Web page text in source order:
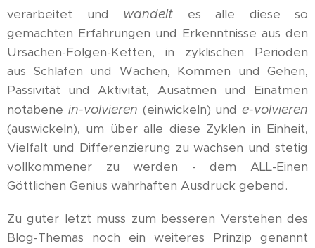
verarbeitet und wandelt es alle diese so
gemachten Erfahrungen und Erkenntnisse aus den
Ursachen-Folgen-Ketten, in zyklischen Perioden
aus Schlafen und Wachen, Kommen und Gehen,
Passivität und Aktivität, Ausatmen und Einatmen
notabene in-volvieren (einwickeln) und e-volvieren
(auswickeln), um über alle diese Zyklen in Einheit,
Vielfalt und Differenzierung zu wachsen und stetig
vollkommener zu werden - dem ALL-Einen
Göttlichen Genius wahrhaften Ausdruck gebend.
Zu guter letzt muss zum besseren Verstehen des
Blog-Themas noch ein weiteres Prinzip genannt